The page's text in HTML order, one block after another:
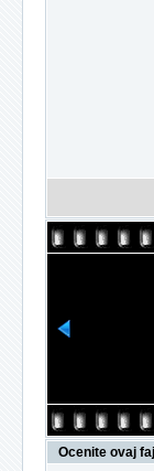
Ocenite ovaj fajl